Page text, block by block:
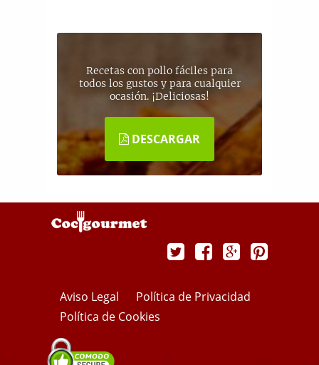
Recetas con pollo fáciles para
todos los gustos y para cualquier
ocasión. ¡Deliciosas!
DESCARGAR
Aviso Legal
Política de Privacidad
Política de Cookies